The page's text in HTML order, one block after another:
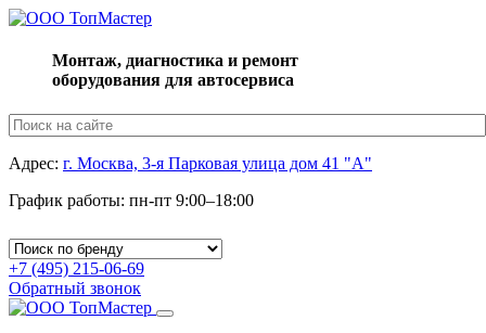
Монтаж, диагностика и ремонт
оборудования для автосервиса
Адрес: г. Москва, 3-я Парковая улица дом 41 "А"
График работы: пн-пт 9:00–18:00
+7 (495) 215-06-69
Обратный звонок
Toggle